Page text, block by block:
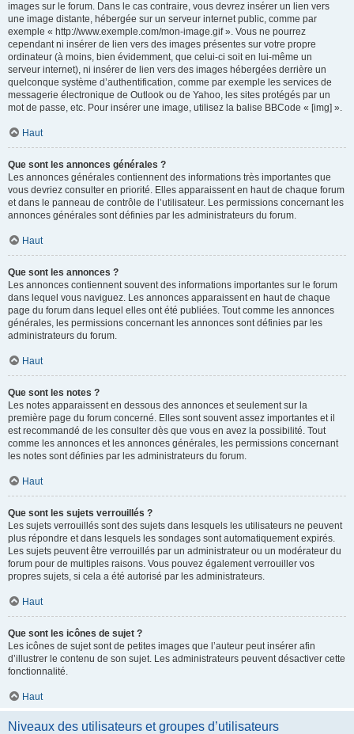
images sur le forum. Dans le cas contraire, vous devrez insérer un lien vers
une image distante, hébergée sur un serveur internet public, comme par
exemple « http://www.exemple.com/mon-image.gif ». Vous ne pourrez
cependant ni insérer de lien vers des images présentes sur votre propre
ordinateur (à moins, bien évidemment, que celui-ci soit en lui-même un
serveur internet), ni insérer de lien vers des images hébergées derrière un
quelconque système d’authentification, comme par exemple les services de
messagerie électronique de Outlook ou de Yahoo, les sites protégés par un
mot de passe, etc. Pour insérer une image, utilisez la balise BBCode « [img] ».
Haut
Que sont les annonces générales ?
Les annonces générales contiennent des informations très importantes que
vous devriez consulter en priorité. Elles apparaissent en haut de chaque forum
et dans le panneau de contrôle de l’utilisateur. Les permissions concernant les
annonces générales sont définies par les administrateurs du forum.
Haut
Que sont les annonces ?
Les annonces contiennent souvent des informations importantes sur le forum
dans lequel vous naviguez. Les annonces apparaissent en haut de chaque
page du forum dans lequel elles ont été publiées. Tout comme les annonces
générales, les permissions concernant les annonces sont définies par les
administrateurs du forum.
Haut
Que sont les notes ?
Les notes apparaissent en dessous des annonces et seulement sur la
première page du forum concerné. Elles sont souvent assez importantes et il
est recommandé de les consulter dès que vous en avez la possibilité. Tout
comme les annonces et les annonces générales, les permissions concernant
les notes sont définies par les administrateurs du forum.
Haut
Que sont les sujets verrouillés ?
Les sujets verrouillés sont des sujets dans lesquels les utilisateurs ne peuvent
plus répondre et dans lesquels les sondages sont automatiquement expirés.
Les sujets peuvent être verrouillés par un administrateur ou un modérateur du
forum pour de multiples raisons. Vous pouvez également verrouiller vos
propres sujets, si cela a été autorisé par les administrateurs.
Haut
Que sont les icônes de sujet ?
Les icônes de sujet sont de petites images que l’auteur peut insérer afin
d’illustrer le contenu de son sujet. Les administrateurs peuvent désactiver cette
fonctionnalité.
Haut
Niveaux des utilisateurs et groupes d’utilisateurs